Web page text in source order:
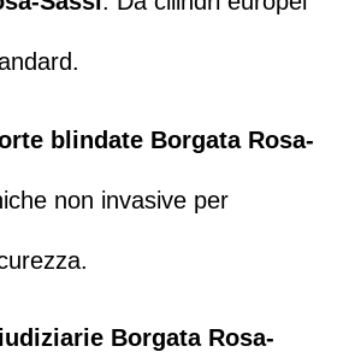
blindate Borgata Rosa-
non invasive per
Borgata Rosa-